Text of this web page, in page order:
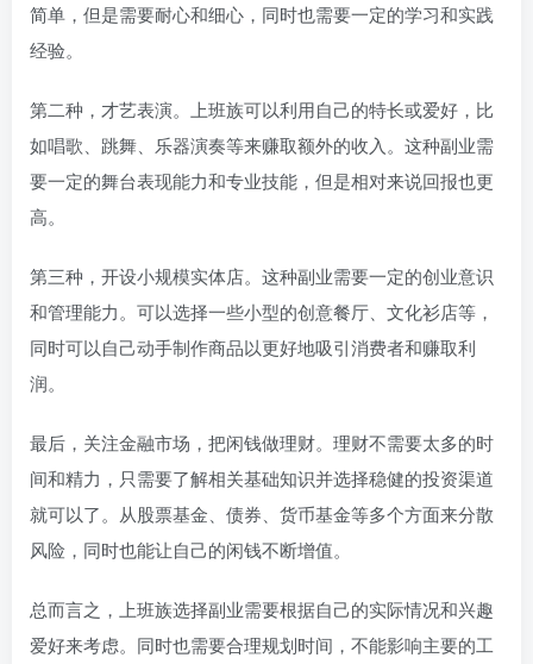
简单，但是需要耐心和细心，同时也需要一定的学习和实践
经验。
第二种，才艺表演。上班族可以利用自己的特长或爱好，比
如唱歌、跳舞、乐器演奏等来赚取额外的收入。这种副业需
要一定的舞台表现能力和专业技能，但是相对来说回报也更
高。
第三种，开设小规模实体店。这种副业需要一定的创业意识
和管理能力。可以选择一些小型的创意餐厅、文化衫店等，
同时可以自己动手制作商品以更好地吸引消费者和赚取利
润。
最后，关注金融市场，把闲钱做理财。理财不需要太多的时
间和精力，只需要了解相关基础知识并选择稳健的投资渠道
就可以了。从股票基金、债券、货币基金等多个方面来分散
风险，同时也能让自己的闲钱不断增值。
总而言之，上班族选择副业需要根据自己的实际情况和兴趣
爱好来考虑。同时也需要合理规划时间，不能影响主要的工